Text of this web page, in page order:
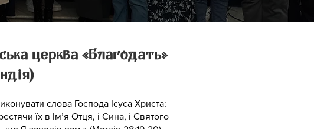
церква «Благодать»
слова Господа Ісуса Христа:
їх в Ім’я Отця, і Сина, і Святого